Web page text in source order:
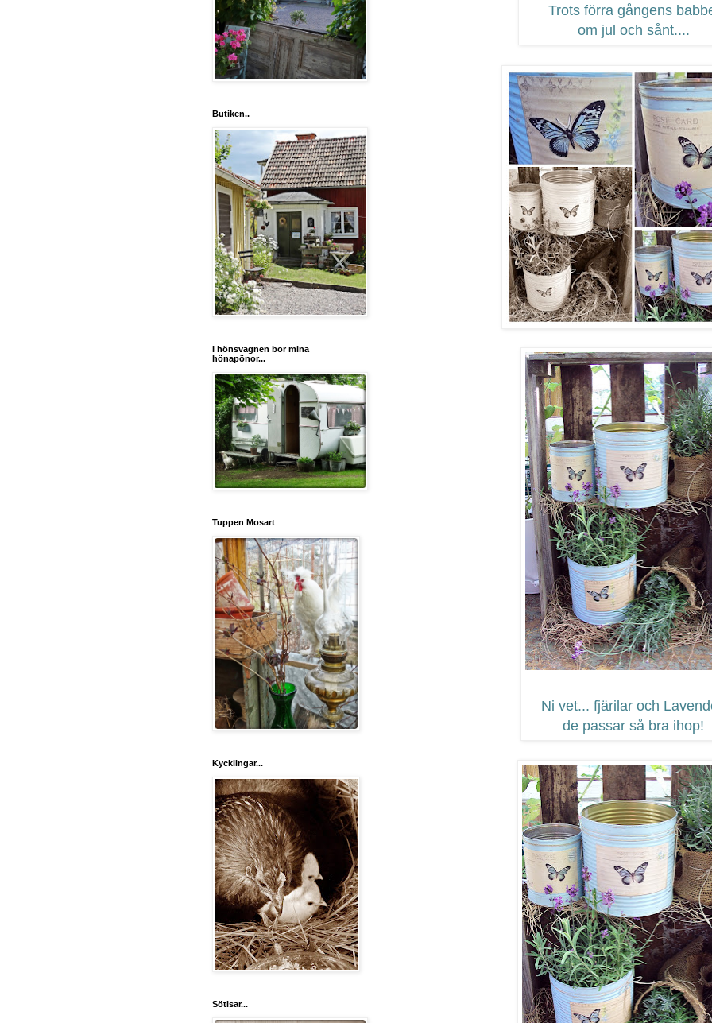
Trots förra gångens
om jul och sånt....
Ni vet... fjärilar och
de passar så bra ihop!
Butiken..
I hönsvagnen bor mina
hönapönor...
Tuppen Mosart
Kycklingar...
Sötisar...